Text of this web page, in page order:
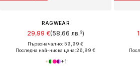
RAGWEAR
29,99 €(58,66 лв.³)
Първоначално: 59,99 €
Последна най-ниска цена:26,99 €
+1